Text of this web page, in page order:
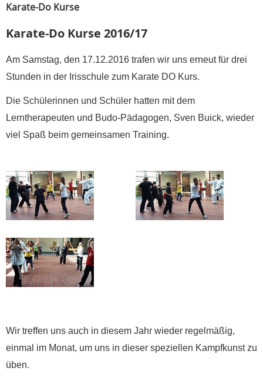
Karate-Do Kurse
Karate-Do Kurse 2016/17
Am Samstag, den 17.12.2016 trafen wir uns erneut für drei
Stunden in der Irisschule zum Karate DO Kurs.
Die Schülerinnen und Schüler hatten mit dem
Lerntherapeuten und Budo-Pädagogen, Sven Buick, wieder
viel Spaß beim gemeinsamen Training.
Wir treffen uns auch in diesem Jahr wieder regelmäßig,
einmal im Monat, um uns in dieser speziellen Kampfkunst zu
üben.